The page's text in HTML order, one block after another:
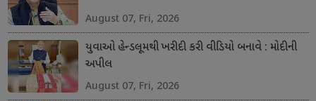
August 07, Fri, 2026
યુવાઓ હેન્ડલૂમથી ખરીદી કરી વીડિયો બનાવે : મોદીની
અપીલ
August 07, Fri, 2026